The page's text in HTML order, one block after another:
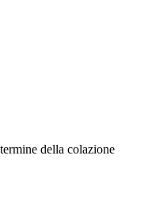
della colazione